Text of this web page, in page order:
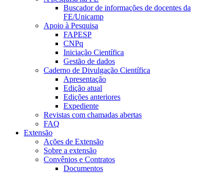
Buscador de informações de docentes da
FE/Unicamp
Apoio à Pesquisa
FAPESP
CNPq
Iniciação Científica
Gestão de dados
Caderno de Divulgação Científica
Apresentação
Edição atual
Edições anteriores
Expediente
Revistas com chamadas abertas
FAQ
Extensão
Ações de Extensão
Sobre a extensão
Convênios e Contratos
Documentos